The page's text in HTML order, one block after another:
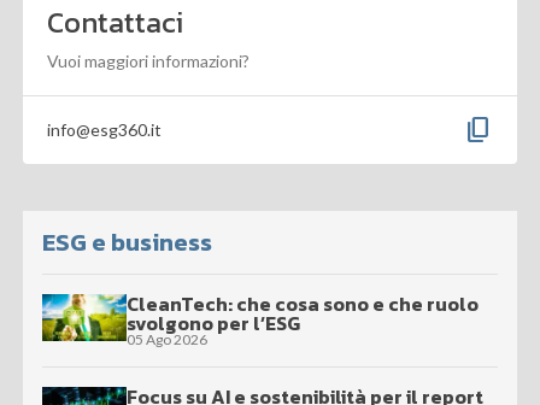
Contattaci
Vuoi maggiori informazioni?
info@esg360.it content_copy
ESG e business
CleanTech: che cosa sono e che ruolo
svolgono per l’ESG
05 Ago 2026
Focus su AI e sostenibilità per il report